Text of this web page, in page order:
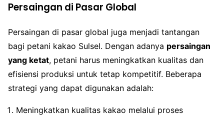
Persaingan di Pasar Global
Persaingan di pasar global juga menjadi tantangan
bagi petani kakao Sulsel. Dengan adanya persaingan
yang ketat, petani harus meningkatkan kualitas dan
efisiensi produksi untuk tetap kompetitif. Beberapa
strategi yang dapat digunakan adalah:
Meningkatkan kualitas kakao melalui proses